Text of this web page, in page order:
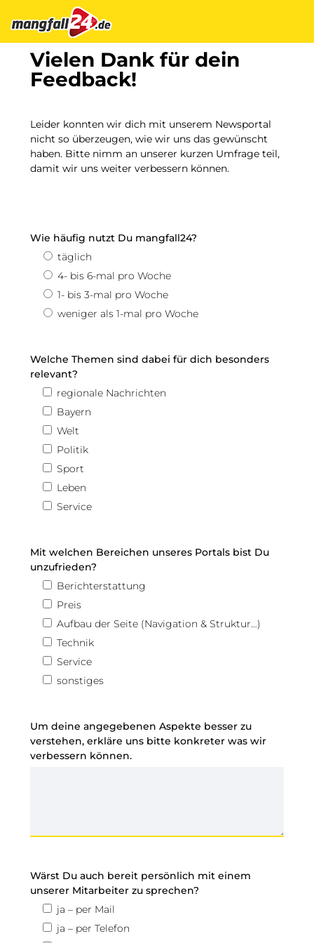
Vielen Dank für dein
Feedback!
Leider konnten wir dich mit unserem Newsportal
nicht so überzeugen, wie wir uns das gewünscht
haben. Bitte nimm an unserer kurzen Umfrage teil,
damit wir uns weiter verbessern können.
Wie häufig nutzt Du mangfall24?
täglich
4- bis 6-mal pro Woche
1- bis 3-mal pro Woche
weniger als 1-mal pro Woche
Welche Themen sind dabei für dich besonders
relevant?
regionale Nachrichten
Bayern
Welt
Politik
Sport
Leben
Service
Mit welchen Bereichen unseres Portals bist Du
unzufrieden?
Berichterstattung
Preis
Aufbau der Seite (Navigation & Struktur…)
Technik
Service
sonstiges
Um deine angegebenen Aspekte besser zu
verstehen, erkläre uns bitte konkreter was wir
verbessern können.
Wärst Du auch bereit persönlich mit einem
unserer Mitarbeiter zu sprechen?
ja – per Mail
ja – per Telefon